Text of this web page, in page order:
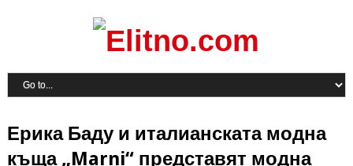
Ерика Баду и италианската модна
къща „Marni“ представят модна